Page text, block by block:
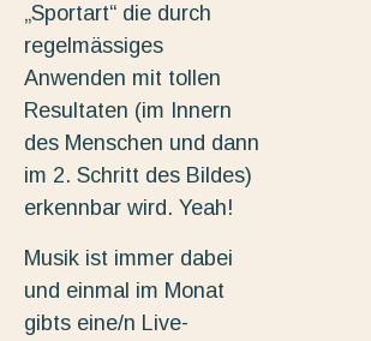
„Sportart“ die durch
regelmässiges
Anwenden mit tollen
Resultaten (im Innern
des Menschen und dann
im 2. Schritt des Bildes)
erkennbar wird. Yeah!
Musik ist immer dabei
und einmal im Monat
gibts eine/n Live-